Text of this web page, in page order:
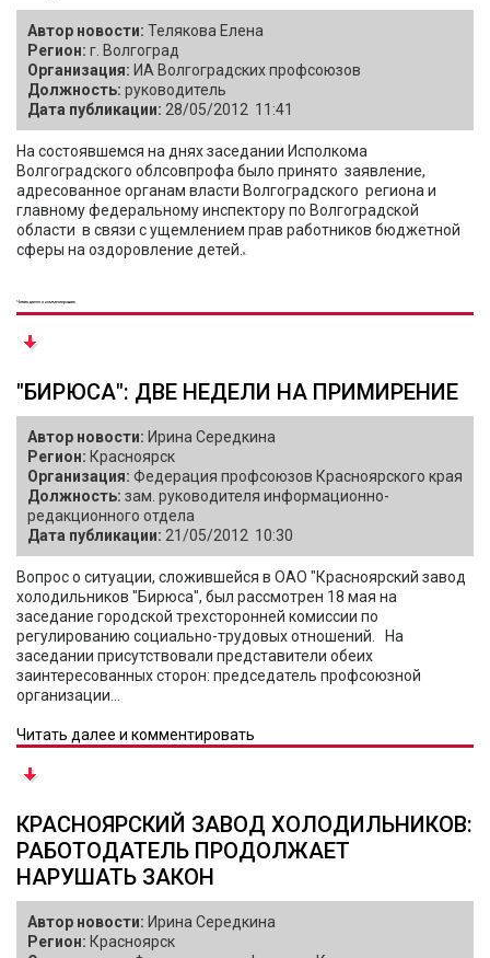
Автор новости: Телякова Елена
Регион: г. Волгоград
Организация: ИА Волгоградских профсоюзов
Должность: руководитель
Дата публикации: 28/05/2012 11:41
На состоявшемся на днях заседании Исполкома
Волгоградского облсовпрофа было принято заявление,
адресованное органам власти Волгоградского региона и
главному федеральному инспектору по Волгоградской
области в связи с ущемлением прав работников бюджетной
сферы на оздоровление детей.
В...
Читать далее и комментировать
"БИРЮСА": ДВЕ НЕДЕЛИ НА ПРИМИРЕНИЕ
Автор новости: Ирина Середкина
Регион: Красноярск
Организация: Федерация профсоюзов Красноярского края
Должность: зам. руководителя информационно-
редакционного отдела
Дата публикации: 21/05/2012 10:30
Вопрос о ситуации, сложившейся в ОАО "Красноярский завод
холодильников "Бирюса", был рассмотрен 18 мая на
заседание городской трехсторонней комиссии по
регулированию социально-трудовых отношений. На
заседании присутствовали представители обеих
заинтересованных сторон: председатель профсоюзной
организации...
Читать далее и комментировать
КРАСНОЯРСКИЙ ЗАВОД ХОЛОДИЛЬНИКОВ:
РАБОТОДАТЕЛЬ ПРОДОЛЖАЕТ
НАРУШАТЬ ЗАКОН
Автор новости: Ирина Середкина
Регион: Красноярск